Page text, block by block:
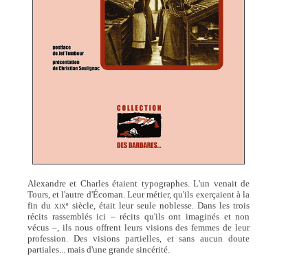
Alexandre et Charles étaient typographes. L'un venait de
Tours, et l'autre d'Écoman. Leur métier, qu'ils exerçaient à la
fin duXIXe siècle, était leur seule noblesse. Dans les trois
récits rassemblés ici – récits qu'ils ont imaginés et non
vécus –, ils nous offrent leurs visions des femmes de leur
profession. Des visions partielles, et sans aucun doute
partiales... mais d'une grande sincérité.